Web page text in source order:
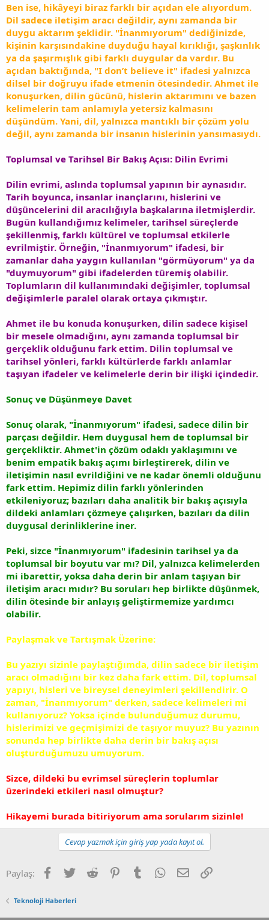
Ben ise, hikâyeyi biraz farklı bir açıdan ele alıyordum.
Dil sadece iletişim aracı değildir, aynı zamanda bir
duygu aktarım şeklidir. "İnanmıyorum" dediğinizde,
kişinin karşısındakine duyduğu hayal kırıklığı, şaşkınlık
ya da şaşırmışlık gibi farklı duygular da vardır. Bu
açıdan baktığında, "I don’t believe it" ifadesi yalnızca
dilsel bir doğruyu ifade etmenin ötesindedir. Ahmet ile
konuşurken, dilin gücünü, hislerin aktarımını ve bazen
kelimelerin tam anlamıyla yetersiz kalmasını
düşündüm. Yani, dil, yalnızca mantıklı bir çözüm yolu
değil, aynı zamanda bir insanın hislerinin yansımasıydı.
Toplumsal ve Tarihsel Bir Bakış Açısı: Dilin Evrimi
Dilin evrimi, aslında toplumsal yapının bir aynasıdır.
Tarih boyunca, insanlar inançlarını, hislerini ve
düşüncelerini dil aracılığıyla başkalarına iletmişlerdir.
Bugün kullandığımız kelimeler, tarihsel süreçlerde
şekillenmiş, farklı kültürel ve toplumsal etkilerle
evrilmiştir. Örneğin, "İnanmıyorum" ifadesi, bir
zamanlar daha yaygın kullanılan "görmüyorum" ya da
"duymuyorum" gibi ifadelerden türemiş olabilir.
Toplumların dil kullanımındaki değişimler, toplumsal
değişimlerle paralel olarak ortaya çıkmıştır.
Ahmet ile bu konuda konuşurken, dilin sadece kişisel
bir mesele olmadığını, aynı zamanda toplumsal bir
gerçeklik olduğunu fark ettim. Dilin toplumsal ve
tarihsel yönleri, farklı kültürlerde farklı anlamlar
taşıyan ifadeler ve kelimelerle derin bir ilişki içindedir.
Sonuç ve Düşünmeye Davet
Sonuç olarak, "İnanmıyorum" ifadesi, sadece dilin bir
parçası değildir. Hem duygusal hem de toplumsal bir
gerçekliktir. Ahmet'in çözüm odaklı yaklaşımını ve
benim empatik bakış açımı birleştirerek, dilin ve
iletişimin nasıl evrildiğini ve ne kadar önemli olduğunu
fark ettim. Hepimiz dilin farklı yönlerinden
etkileniyoruz; bazıları daha analitik bir bakış açısıyla
dildeki anlamları çözmeye çalışırken, bazıları da dilin
duygusal derinliklerine iner.
Peki, sizce "İnanmıyorum" ifadesinin tarihsel ya da
toplumsal bir boyutu var mı? Dil, yalnızca kelimelerden
mi ibarettir, yoksa daha derin bir anlam taşıyan bir
iletişim aracı mıdır? Bu soruları hep birlikte düşünmek,
dilin ötesinde bir anlayış geliştirmemize yardımcı
olabilir.
Paylaşmak ve Tartışmak Üzerine:
Bu yazıyı sizinle paylaştığımda, dilin sadece bir iletişim
aracı olmadığını bir kez daha fark ettim. Dil, toplumsal
yapıyı, hisleri ve bireysel deneyimleri şekillendirir. O
zaman, "İnanmıyorum" derken, sadece kelimeleri mi
kullanıyoruz? Yoksa içinde bulunduğumuz durumu,
hislerimizi ve geçmişimizi de taşıyor muyuz? Bu yazının
sonunda hep birlikte daha derin bir bakış açısı
oluşturduğumuzu umuyorum.
Sizce, dildeki bu evrimsel süreçlerin toplumlar
üzerindeki etkileri nasıl olmuştur?
Hikayemi burada bitiriyorum ama sorularım sizinle!
Cevap yazmak için giriş yap yada kayıt ol.
Paylaş: Facebook
TwitterReddit PinterestTumblrWhatsApp
E-postaLink
Teknoloji Haberleri